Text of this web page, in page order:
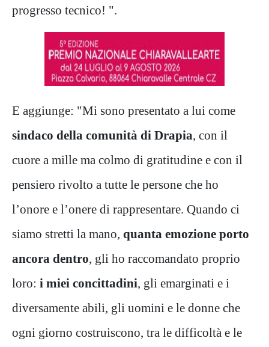
progresso tecnico! ".
E aggiunge: "Mi sono presentato a lui come
sindaco della comunità di Drapia , con il
cuore a mille ma colmo di gratitudine e con il
pensiero rivolto a tutte le persone che ho
l’onore e l’onere di rappresentare. Quando ci
siamo stretti la mano, quanta emozione porto
ancora dentro , gli ho raccomandato proprio
loro: i miei concittadini , gli emarginati e i
diversamente abili, gli uomini e le donne che
ogni giorno costruiscono, tra le difficoltà e le